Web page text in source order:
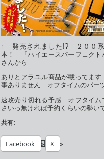
↑ 発売されました!? ２００
本！ 「ハイエースパーフェク
さんから
ありとアラユル商品が載ってま
事ありません オフタイムのパー
速攻売り切れる予感 オフタイ
さいっ無ければ予約くらいの勢
共有:
Facebook X